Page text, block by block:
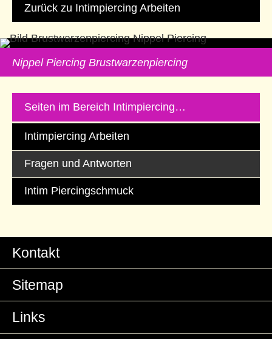
Zurück zu Intimpiercing Arbeiten
Nippel Piercing Brustwarzenpiercing
Seiten im Bereich Intimpiercing…
Intimpiercing Arbeiten
Fragen und Antworten
Intim Piercingschmuck
Kontakt
Sitemap
Links